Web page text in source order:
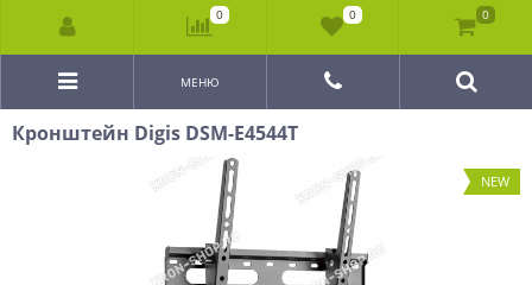
МЕНЮ
Кронштейн Digis DSM-E4544T
NEW
0 0 0